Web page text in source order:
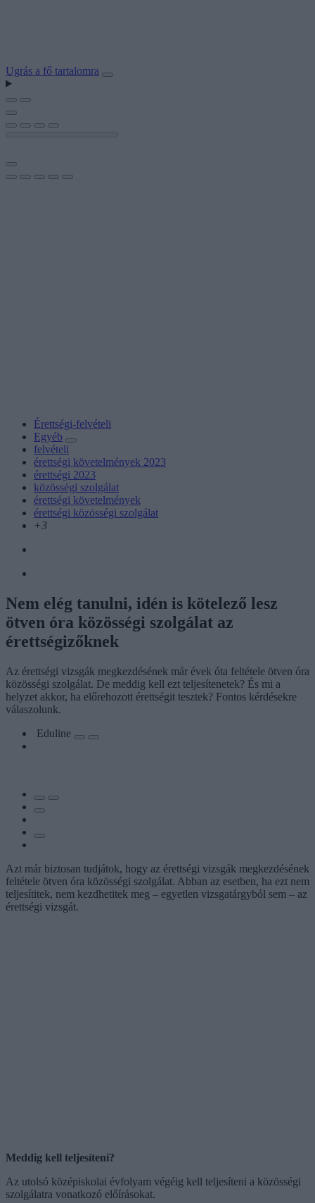
Ugrás a fő tartalomra
Érettségi-felvételi
Egyéb
felvételi
érettségi követelmények 2023
érettségi 2023
közösségi szolgálat
érettségi követelmények
érettségi közösségi szolgálat
+3
Nem elég tanulni, idén is kötelező lesz
ötven óra közösségi szolgálat az
érettségizőknek
Az érettségi vizsgák megkezdésének már évek óta feltétele ötven óra
közösségi szolgálat. De meddig kell ezt teljesítenetek? És mi a
helyzet akkor, ha előrehozott érettségit tesztek? Fontos kérdésekre
válaszolunk.
Eduline
Azt már biztosan tudjátok, hogy az érettségi vizsgák megkezdésének
feltétele ötven óra közösségi szolgálat. Abban az esetben, ha ezt nem
teljesítitek, nem kezdhetitek meg – egyetlen vizsgatárgyból sem – az
érettségi vizsgát.
Meddig kell teljesíteni?
Az utolsó középiskolai évfolyam végéig kell teljesíteni a közösségi
szolgálatra vonatkozó előírásokat.